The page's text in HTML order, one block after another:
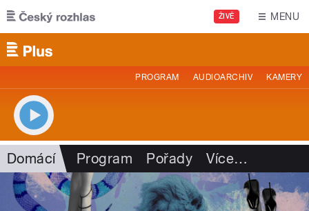
Přejít k hlavnímu obsahu
ŽIVĚ MENU
PROGRAM AUDIOARCHIV KAMERY
Domácí Program Pořady Více…